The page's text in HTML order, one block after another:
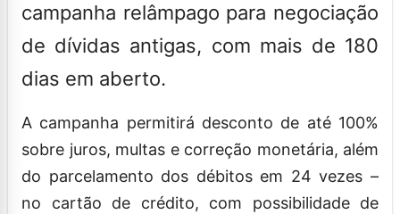
campanha relâmpago para negociação
de dívidas antigas, com mais de 180
dias em aberto.
A campanha permitirá desconto de até 100%
sobre juros, multas e correção monetária, além
do parcelamento dos débitos em 24 vezes –
no cartão de crédito, com possibilidade de